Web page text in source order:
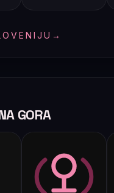
→
GORA